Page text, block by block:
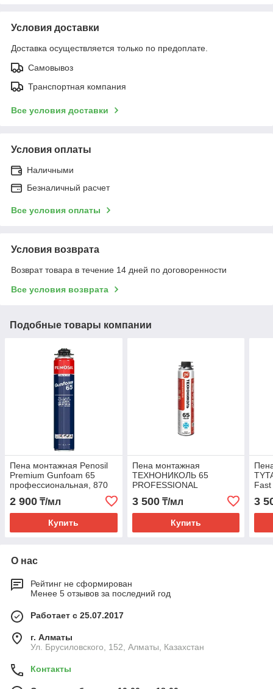
Условия доставки
Доставка осуществляется только по предоплате.
Самовывоз
Транспортная компания
Все условия доставки
Условия оплаты
Наличными
Безналичный расчет
Все условия оплаты
Условия возврата
Возврат товара в течение 14 дней по договоренности
Все условия возврата
Подобные товары компании
Пена монтажная Penosil
Premium Gunfoam 65
профессиональная, 870
мл (ПЕНА ПЕНОСИЛ 65)
2 900 ₸/мл
Купить
Пена монтажная
ТЕХНОНИКОЛЬ 65
PROFESSIONAL
всесезонная, 1000 мл
(ПЕНА ТЕХНОНИКОЛЬ
65)
3 500₸/мл
Купить
3
О нас
Рейтинг не сформирован
Менее 5 отзывов за последний год
Работает с 25.07.2017
г. Алматы
Ул. Брусиловского, 152, Алматы, Казахстан
Контакты